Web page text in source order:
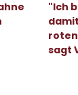
"Ich
sagt